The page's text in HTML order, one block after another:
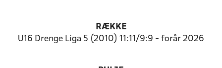
RÆKKE
U16 Drenge Liga 5 (2010) 11:11/9:9 - forår 2026